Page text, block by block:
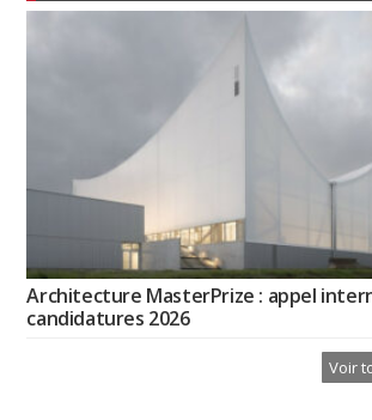
Architecture MasterPrize : appel
candidatures 2026
Voir